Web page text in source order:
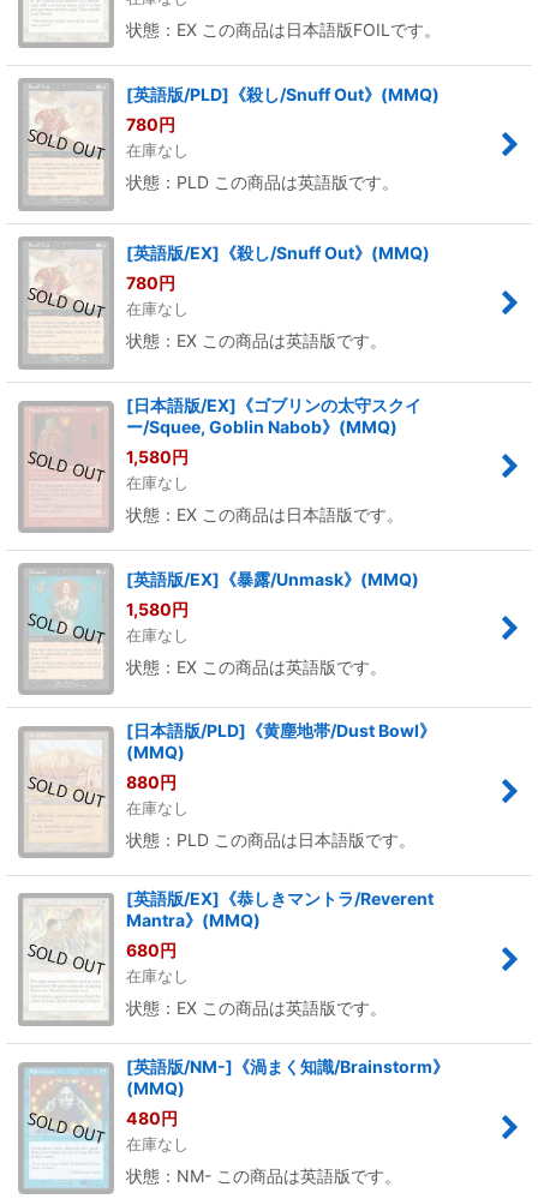
状態：EX この商品は日本語版FOILです。
[英語版/PLD]《殺し/Snuff Out》(MMQ)
780円
在庫なし
状態：PLD この商品は英語版です。
[英語版/EX]《殺し/Snuff Out》(MMQ)
780円
在庫なし
状態：EX この商品は英語版です。
[日本語版/EX]《ゴブリンの太守スクイ
ー/Squee, Goblin Nabob》(MMQ)
1,580円
在庫なし
状態：EX この商品は日本語版です。
[英語版/EX]《暴露/Unmask》(MMQ)
1,580円
在庫なし
状態：EX この商品は英語版です。
[日本語版/PLD]《黄塵地帯/Dust Bowl》
(MMQ)
880円
在庫なし
状態：PLD この商品は日本語版です。
[英語版/EX]《恭しきマントラ/Reverent
Mantra》(MMQ)
680円
在庫なし
状態：EX この商品は英語版です。
[英語版/NM-]《渦まく知識/Brainstorm》
(MMQ)
480円
在庫なし
状態：NM- この商品は英語版です。